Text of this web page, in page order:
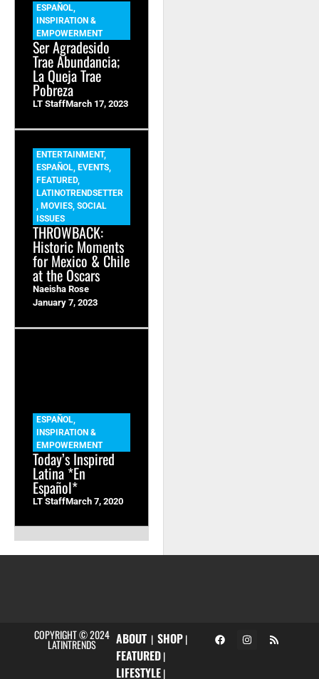
ESPAÑOL,
INSPIRATION &
EMPOWERMENT
Ser Agradesido
Trae Abundancia;
La Queja Trae
Pobreza
LT StaffMarch 17, 2023
ENTERTAINMENT,
ESPAÑOL, EVENTS,
FEATURED,
LATINOTRENDSETTER
, MOVIES, SOCIAL
ISSUES
THROWBACK:
Historic Moments
for Mexico & Chile
at the Oscars
Naeisha Rose
January 7, 2023
ESPAÑOL,
INSPIRATION &
EMPOWERMENT
Today’s Inspired
Latina *En
Español*
LT StaffMarch 7, 2020
COPYRIGHT © 2024
LATINTRENDS ABOUT| SHOP|
FEATURED|
LIFESTYLE|